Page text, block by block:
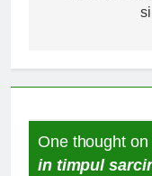
One thought on
in timpul